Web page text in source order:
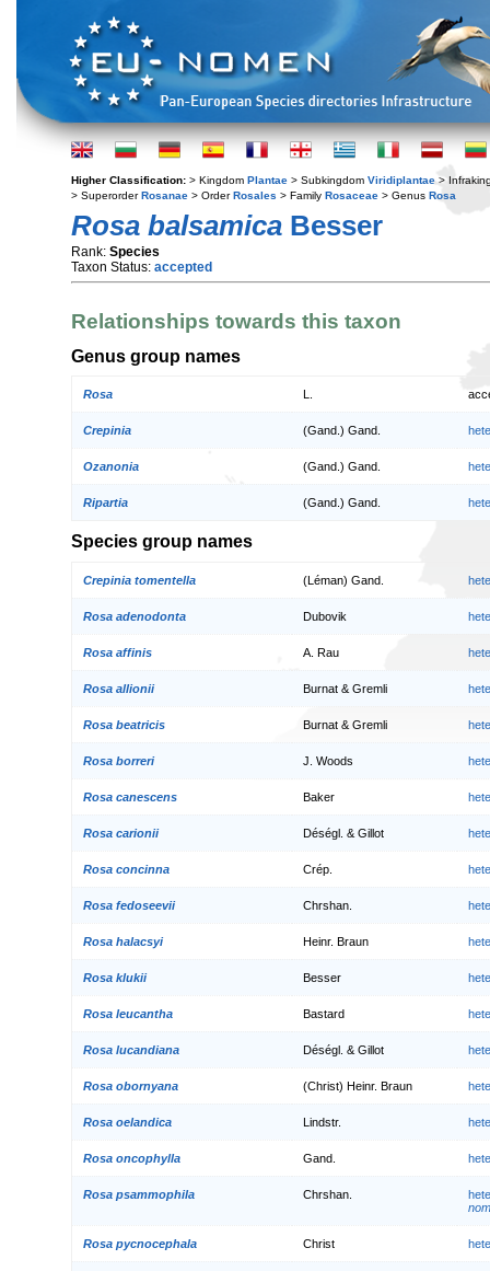
Higher Classification: > Kingdom Plantae > Subkingdom Viridiplantae >
> SuperorderRosanae > OrderRosales > Family Rosaceae > Genus Rosa
Rosa balsamica Besser
Rank: Species
Taxon Status: accepted
Relationships towards this taxon
Genus group names
Rosa
Crepinia (Gand.) Gand.
Ozanonia (Gand.) Gand.
Ripartia (Gand.) Gand.
Species group names
Crepinia tomentella (Léman) Gand.
Rosa adenodonta Dubovik
Rosa affinis A. Rau
Rosa allionii Burnat & Gremli
Rosa beatricis Burnat & Gremli
Rosa borreri J. Woods
Rosa canescens Baker
Rosa carionii Déségl. & Gillot
Rosa concinna Crép.
Rosa fedoseevii Chrshan.
Rosa halacsyi Heinr. Braun
Rosa klukii Besser
Rosa leucantha Bastard
Rosa lucandiana Déségl. & Gillot
Rosa obornyana (Christ) Heinr. Braun
Rosa oelandica Lindstr.
Rosa oncophylla Gand.
Rosa psammophila Chrshan.
Rosa pycnocephala Christ